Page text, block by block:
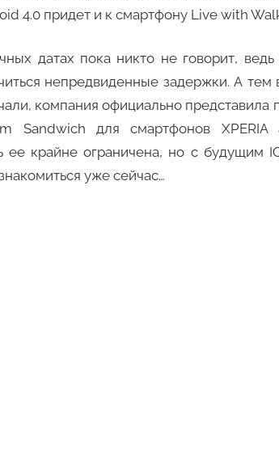
4.0 придет и к смартфону Live with
датах пока никто не говорит,
непредвиденные задержки. А
компания официально
Sandwich для смартфонов
ее крайне ограничена, но с будущим
уже сейчас…